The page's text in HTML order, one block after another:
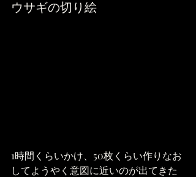
ウサギの切り絵
1時間くらいかけ、50枚くらい作りなお
してようやく意図に近いのが出てきた